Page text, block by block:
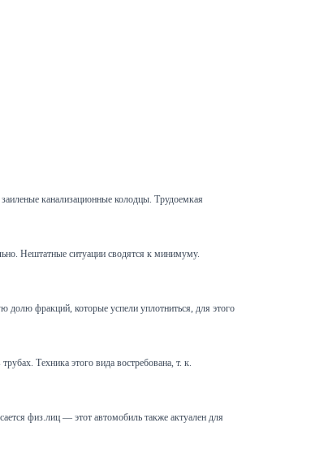
канализационные колодцы. Трудоемкая
Нештатные ситуации сводятся к минимуму.
фракций, которые успели уплотниться, для этого
Техника этого вида востребована, т. к.
физ.лиц — этот автомобиль также актуален для